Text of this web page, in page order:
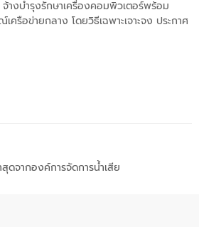
จ้างบำรุงรักษาเครื่องคอมพิวเตอร์พร้อม
อข่ายกลาง โดยวิธีเฉพาะเจาะจง ประกาศ
สุดจากองค์การจัดการน้ำเสีย